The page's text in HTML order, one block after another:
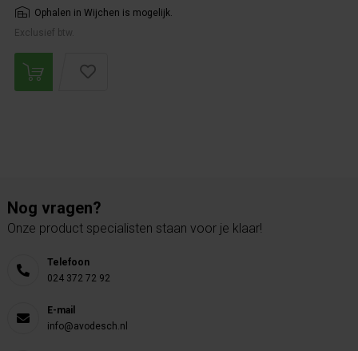
Ophalen in Wijchen is mogelijk.
Exclusief btw.
Nog vragen?
Onze product specialisten staan voor je klaar!
Telefoon
024 372 72 92
E-mail
info@avodesch.nl